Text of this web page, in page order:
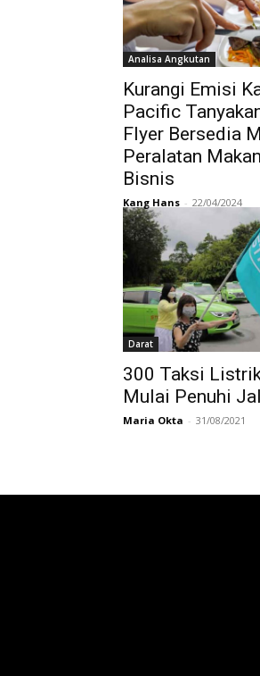
Analisa Angkutan
Kurangi Emisi
Pacific
Flyer Bersedia
Peralatan
Bisnis
Kang Hans - 22/04/2024
Darat
300 Taksi
Mulai Penuhi
Maria Okta - 31/08/2021